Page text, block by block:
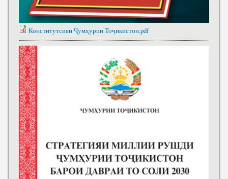
Конститутсияи Ҷумҳурии Тоҷикистон.pdf